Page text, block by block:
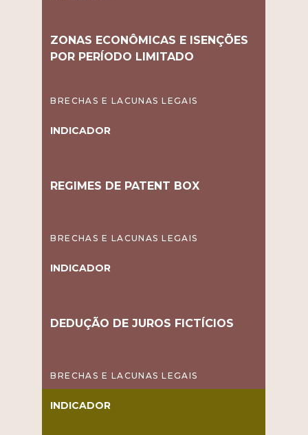
ZONAS ECONÔMICAS E ISENÇÕES
POR PERÍODO LIMITADO
BRECHAS E LACUNAS LEGAIS
INDICADOR
REGIMES DE PATENT BOX
BRECHAS E LACUNAS LEGAIS
INDICADOR
DEDUÇÃO DE JUROS FICTÍCIOS
BRECHAS E LACUNAS LEGAIS
INDICADOR